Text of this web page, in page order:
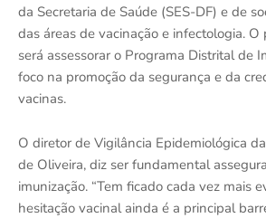
da Secretaria de Saúde (SES-DF) e de
das áreas de vacinação e infectologia.
será assessorar o Programa Distrital de
foco na promoção da segurança e da
vacinas.
O diretor de Vigilância Epidemiológica
de Oliveira, diz ser fundamental
imunização. “Tem ficado cada vez mais
hesitação vacinal ainda é a principal